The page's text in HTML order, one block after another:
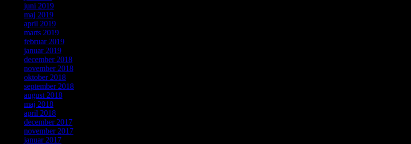
juni 2019
maj 2019
april 2019
marts 2019
februar 2019
januar 2019
december 2018
november 2018
oktober 2018
september 2018
august 2018
maj 2018
april 2018
december 2017
november 2017
januar 2017